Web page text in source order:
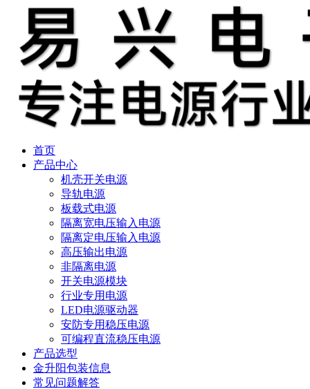
首页
产品中心
机壳开关电源
导轨电源
板载式电源
隔离宽电压输入电源
隔离定电压输入电源
高压输出电源
非隔离电源
开关电源模块
行业专用电源
LED电源驱动器
安防专用稳压电源
可编程直流稳压电源
产品选型
金升阳包装信息
常见问题解答